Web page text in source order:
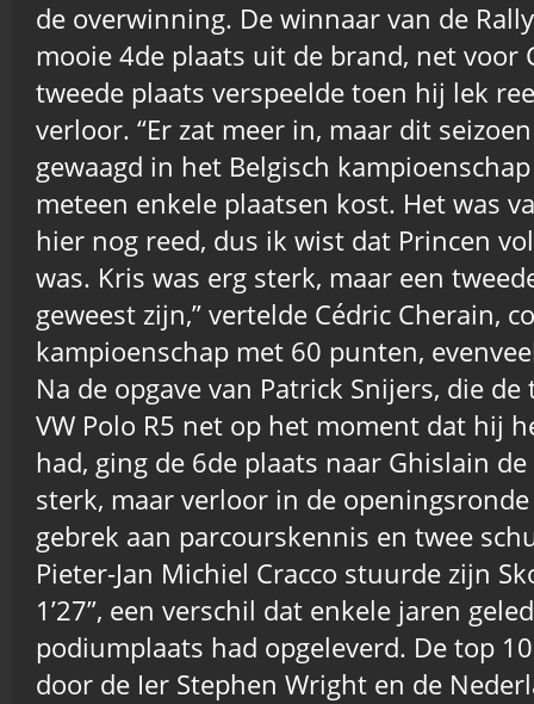
de overwinning. De winnaar van de
mooie 4de plaats uit de brand, net voor
tweede plaats verspeelde toen hij lek
verloor. “Er zat meer in, maar dit
gewaagd in het Belgisch
meteen enkele plaatsen kost. Het was
hier nog reed, dus ik wist dat Princen
was. Kris was erg sterk, maar een
geweest zijn,” vertelde Cédric Cherain,
kampioenschap met 60 punten,
Na de opgave van Patrick Snijers, die
VW Polo R5 net op het moment dat hij
had, ging de 6de plaats naar Ghislain
sterk, maar verloor in de
gebrek aan parcourskennis en twee
Pieter-Jan Michiel Cracco stuurde zijn
1’27”, een verschil dat enkele jaren
podiumplaats had opgeleverd. De top
door de Ier Stephen Wright en de